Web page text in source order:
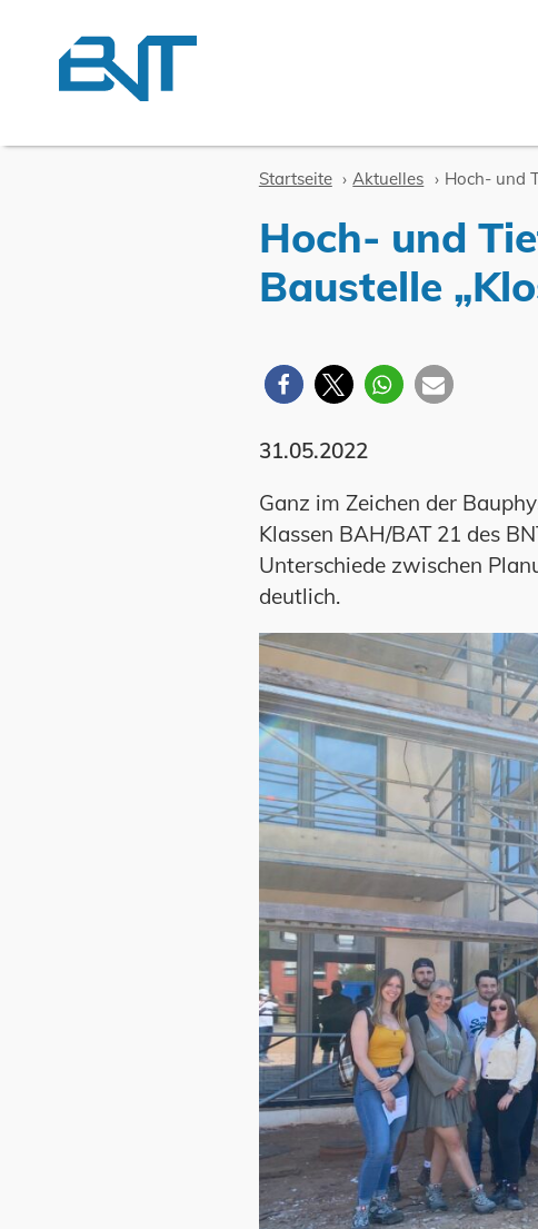
Zum Inhalt springen
Startseite Aktuelles Hoch- und
Hoch- und
Baustelle
31.05.2022
Ganz im Zeichen der
Klassen BAH/BAT 21 des
Unterschiede zwischen
deutlich.